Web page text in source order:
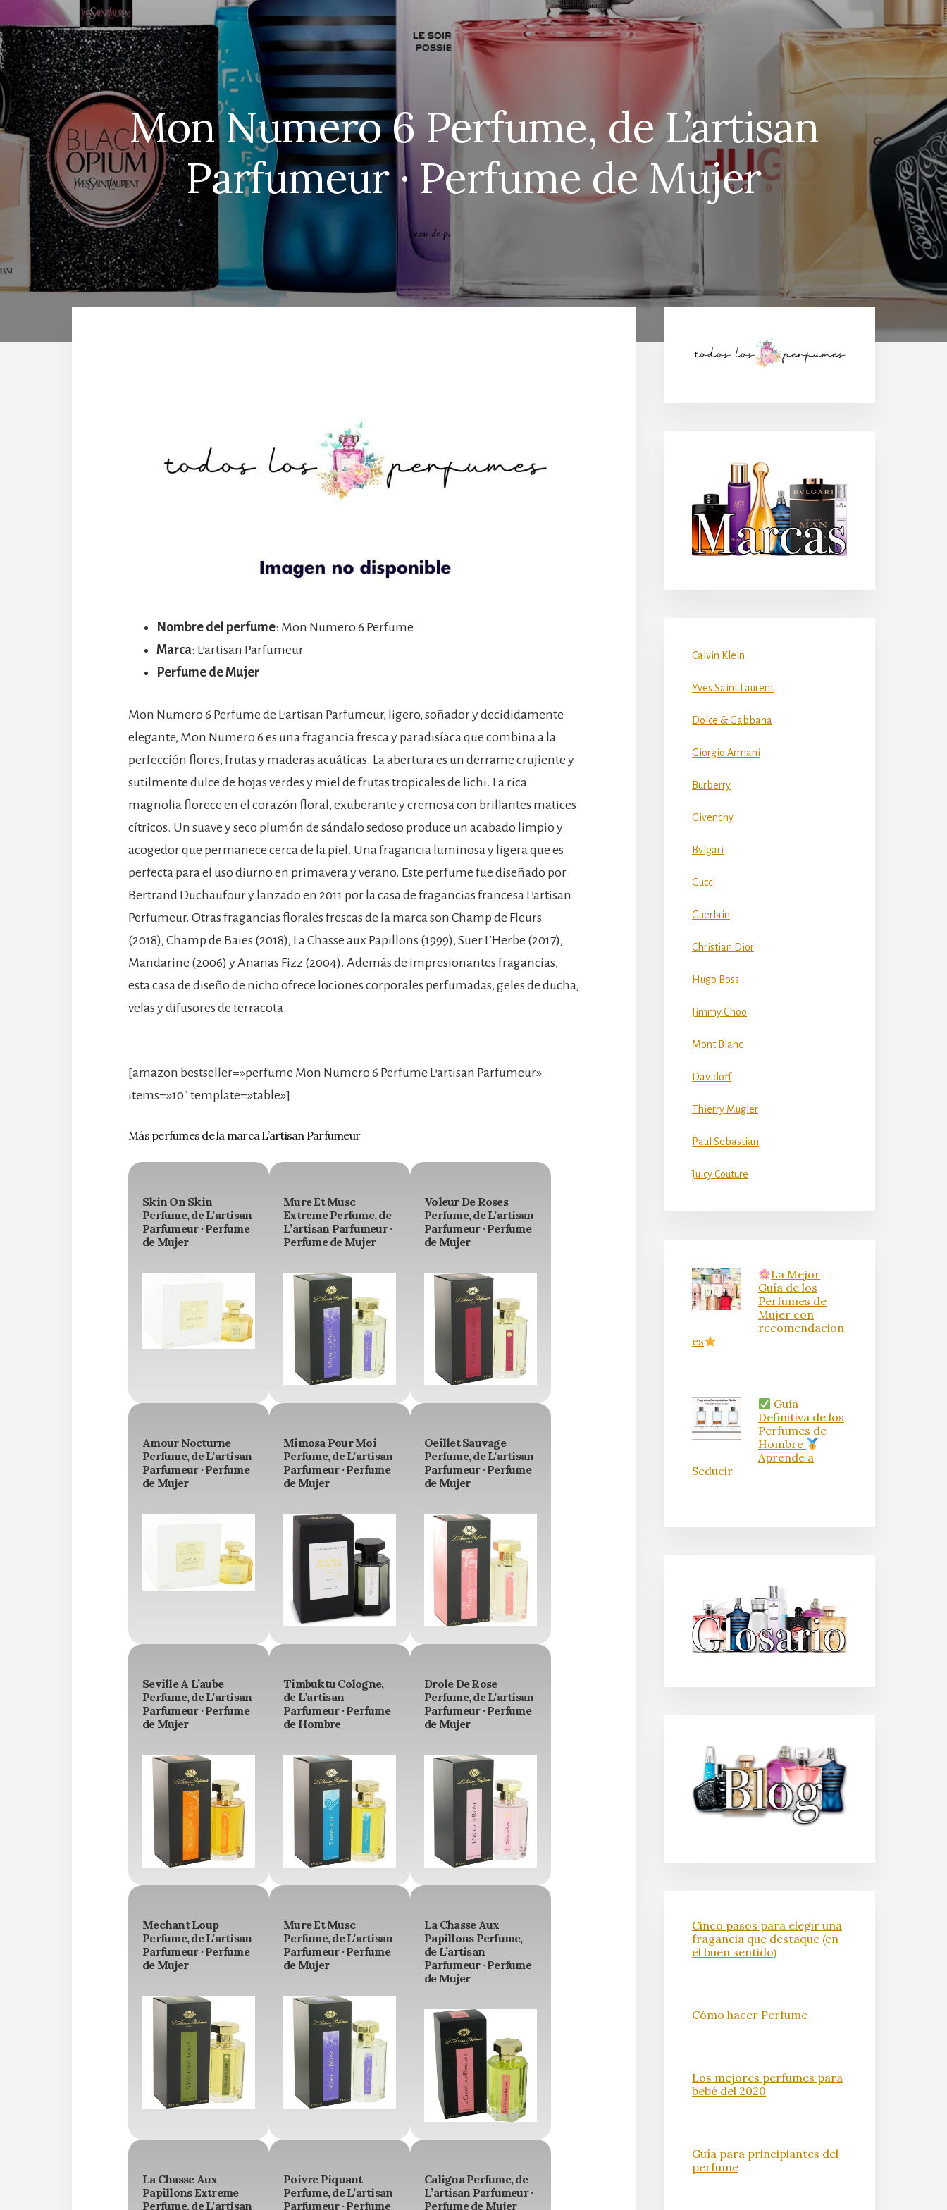
Mon Numero 6 Perfume, de L’artisan
Parfumeur · Perfume de Mujer
Nombre del perfume: Mon Numero 6 Perfume
Marca: L’artisan Parfumeur
Perfume de Mujer
Mon Numero 6 Perfume de L’artisan Parfumeur, ligero, soñador y decididamente
elegante, Mon Numero 6 es una fragancia fresca y paradisíaca que combina a la
perfección flores, frutas y maderas acuáticas. La abertura es un derrame crujiente y
sutilmente dulce de hojas verdes y miel de frutas tropicales de lichi. La rica
magnolia florece en el corazón floral, exuberante y cremosa con brillantes matices
cítricos. Un suave y seco plumón de sándalo sedoso produce un acabado limpio y
acogedor que permanece cerca de la piel. Una fragancia luminosa y ligera que es
perfecta para el uso diurno en primavera y verano. Este perfume fue diseñado por
Bertrand Duchaufour y lanzado en 2011 por la casa de fragancias francesa L’artisan
Perfumeur. Otras fragancias florales frescas de la marca son Champ de Fleurs
(2018), Champ de Baies (2018), La Chasse aux Papillons (1999), Suer L’Herbe (2017),
Mandarine (2006) y Ananas Fizz (2004). Además de impresionantes fragancias,
esta casa de diseño de nicho ofrece lociones corporales perfumadas, geles de ducha,
velas y difusores de terracota.
[amazon bestseller=»perfume Mon Numero 6 Perfume L’artisan Parfumeur»
items=»10″ template=»table»]
Más perfumes de la marca L’artisan Parfumeur
Skin On Skin
Perfume, de L’artisan
Parfumeur · Perfume
de Mujer
Mure Et Musc
Extreme Perfume, de
L’artisan Parfumeur ·
Perfume de Mujer
Voleur De Roses
Perfume, de L’artisan
Parfumeur · Perfume
de Mujer
Amour Nocturne
Perfume, de L’artisan
Parfumeur · Perfume
de Mujer
Mimosa Pour Moi
Perfume, de L’artisan
Parfumeur · Perfume
de Mujer
Oeillet Sauvage
Perfume, de L’artisan
Parfumeur · Perfume
de Mujer
Seville A L’aube
Perfume, de L’artisan
Parfumeur · Perfume
de Mujer
Timbuktu Cologne,
de L’artisan
Parfumeur · Perfume
de Hombre
Drole De Rose
Perfume, de L’artisan
Parfumeur · Perfume
de Mujer
Mechant Loup
Perfume, de L’artisan
Parfumeur · Perfume
de Mujer
Mure Et Musc
Perfume, de L’artisan
Parfumeur · Perfume
de Mujer
La Chasse Aux
Papillons Perfume,
de L’artisan
Parfumeur · Perfume
de Mujer
La Chasse Aux
Papillons Extreme
Perfume, de L’artisan
Poivre Piquant
Perfume, de L’artisan
Parfumeur · Perfume
Caligna Perfume, de
L’artisan Parfumeur ·
Perfume de Mujer
lateral
Calvin Klein
Yves Saint Laurent
Dolce & Gabbana
Giorgio Armani
Burberry
Givenchy
Bvlgari
Gucci
Guerlain
Christian Dior
Hugo Boss
Jimmy Choo
Mont Blanc
Davidoff
Thierry Mugler
Paul Sebastian
Juicy Couture
La Mejor
Guía de los
Perfumes de
Mujer con
recomendacion
es
Guía
Definitiva de los
Perfumes de
Hombre
Aprende a
Seducir
Cinco pasos para elegir una
fragancia que destaque (en
el buen sentido)
Cómo hacer Perfume
Los mejores perfumes para
bebé del 2020
Guía para principiantes del
perfume